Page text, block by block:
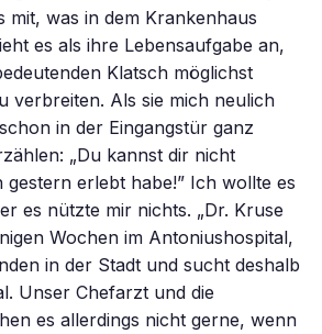
mit, was in dem Krankenhaus
es als ihre Lebensaufgabe an,
Klatsch möglichst
verbreiten. Als sie mich neulich
in der Eingangstür ganz
„Du kannst dir nicht
erlebt habe!” Ich wollte es
es nützte mir nichts. „Dr. Kruse
Wochen im Antoniushospital,
in der Stadt und sucht deshalb
Unser Chefarzt und die
es allerdings nicht gerne, wenn